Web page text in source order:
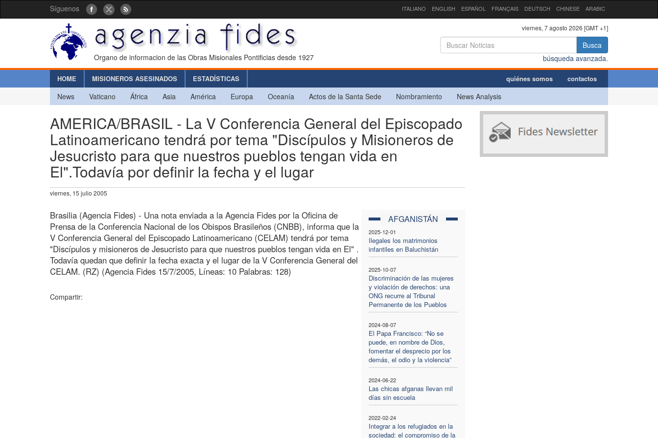
Síguenos ITALIANO ENGLISH ESPAÑOL FRANÇAIS DEUTSCH CHINESE ARABIC
Organo de informacion de las Obras Misionales Pontificias desde 1927
viernes, 7 agosto 2026 [GMT +1]
Busca
búsqueda avanzada.
HOME MISIONEROS ASESINADOS ESTADÍSTICAS quiénes somos contactos
News Vaticano África Asia América Europa Oceanía Actos de la Santa Sede Nombramiento News Analysis
AMERICA/BRASIL - La V Conferencia General del Episcopado
Latinoamericano tendrá por tema "Discípulos y Misioneros de
Jesucristo para que nuestros pueblos tengan vida en
El".Todavía por definir la fecha y el lugar
viernes, 15 julio 2005
AFGANISTÁN
2025-12-01
Ilegales los matrimonios
infantiles en Baluchistán
2025-10-07
Discriminación de las mujeres
y violación de derechos: una
ONG recurre al Tribunal
Permanente de los Pueblos
2024-08-07
El Papa Francisco: “No se
puede, en nombre de Dios,
fomentar el desprecio por los
demás, el odio y la violencia”
2024-06-22
Las chicas afganas llevan mil
días sin escuela
2022-02-24
Integrar a los refugiados en la
sociedad: el compromiso de la
Brasilia (Agencia Fides) - Una nota enviada a la Agencia Fides por la Oficina de
Prensa de la Conferencia Nacional de los Obispos Brasileños (CNBB), informa que la
V Conferencia General del Episcopado Latinoamericano (CELAM) tendrá por tema
"Discípulos y misioneros de Jesucristo para que nuestros pueblos tengan vida en El" .
Todavía quedan que definir la fecha exacta y el lugar de la V Conferencia General del
CELAM. (RZ) (Agencia Fides 15/7/2005, Líneas: 10 Palabras: 128)
Compartir: